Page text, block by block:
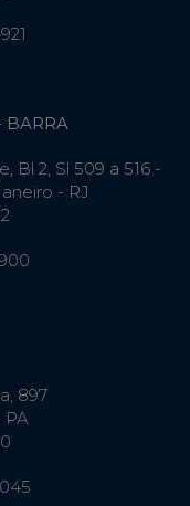
BARRA
Bl 2, Sl 509 a 516 -
- RJ
897